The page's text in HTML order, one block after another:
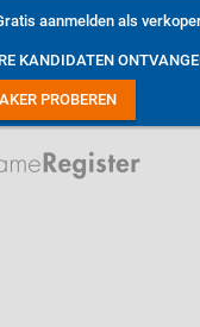
aanmelden als
KANDIDATEN
PROBEREN